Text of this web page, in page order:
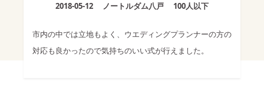
2018-05-12 ノートルダム八戸 100人以下
市内の中では立地もよく、ウエディングプランナーの方の
対応も良かったので気持ちのいい式が行えました。